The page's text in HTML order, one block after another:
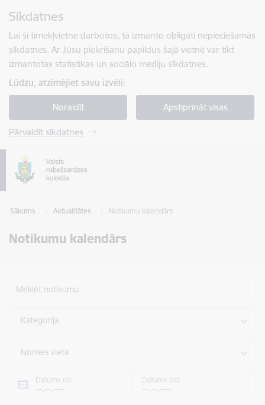
Sīkdatnes
Lai šī tīmekļvietne darbotos, tā izmanto obligāti nepieciešamās
sīkdatnes. Ar Jūsu piekrišanu papildus šajā vietnē var tikt
izmantotas statistikas un sociālo mediju sīkdatnes.
Lūdzu, atzīmējiet savu izvēli:
Noraidīt Apstiprināt visas
Pārvaldīt sīkdatnes
Sākums Aktualitātes Notikumu kalendārs
Notikumu kalendārs
Meklēt notikumu
Kategorija
Norises vieta
Datums no Datums līdz